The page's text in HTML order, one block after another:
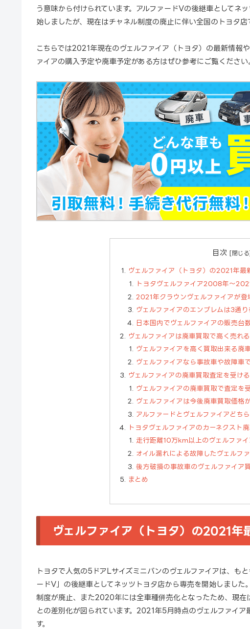
う意味から付けられています。アルファードVの後継車としてネ
始しましたが、現在はチャネル制度の廃止に伴い全国のトヨタ店
こちらでは2021年現在のヴェルファイア（トヨタ）の最新情報
ァイアの購入予定や廃車予定がある方はぜひ参考にご覧ください
目次
ヴェルファイア（トヨタ）の2021年最
トヨタヴェルファイア2008年～
2021年クラウンヴェルファイアが登
ヴェルファイアのエンブレムは3通り
日本国内でヴェルファイアの販売台
ヴェルファイアは廃車買取で高く売れる
ヴェルファイアを高く買取出来る廃
ヴェルファイアなら事故車や故障車
ヴェルファイアの廃車買取査定を受け
ヴェルファイアの廃車買取で査定を
ヴェルファイアは今後廃車買取価格
アルファードとヴェルファイアどち
トヨタヴェルファイアのカーネクスト
走行距離10万km以上のヴェルファ
オイル漏れによる故障したヴェルフ
後方破損の事故車のヴェルファイア
まとめ
ヴェルファイア（トヨタ）の2021年
トヨタで人気の5ドアLサイズミニバンのヴェルファイアは、も
ードV」の後継車としてネッツトヨタ店から専売を開始しまし
制度が廃止、また2020年には全車種併売化となったため、現在
との差別化が図られています。2021年5月時点のヴェルファイ
す。